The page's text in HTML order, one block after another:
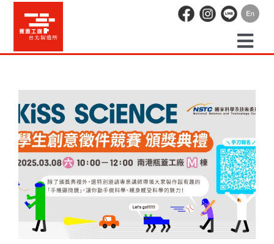
content
場地租借
活動紀錄
職人空間
辦公空間
2024 Kiss Science 學生創意徵
件競賽頒獎典禮暨手機顯微鏡
課程
活動資訊 2025